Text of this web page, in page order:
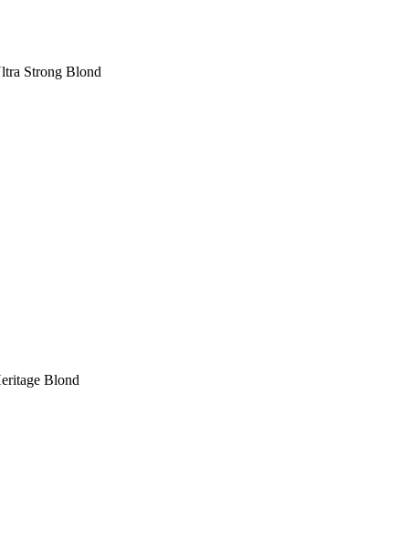
Strong Blond
Blond